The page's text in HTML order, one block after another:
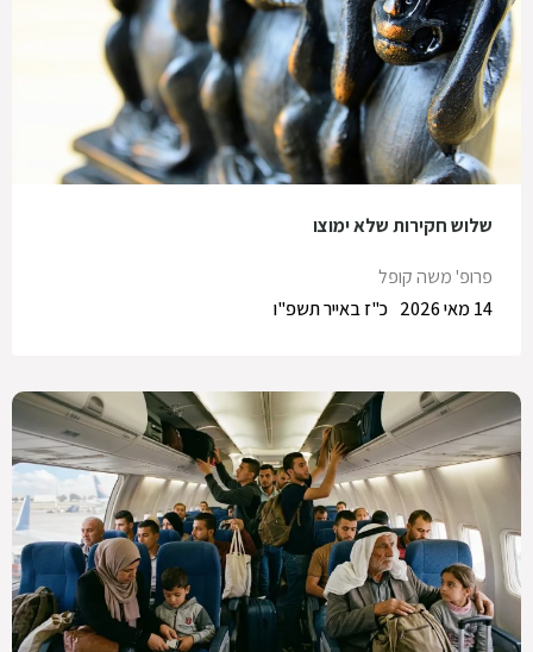
שלוש חקירות שלא ימוצו
פרופ' משה קופל
כ"ז באייר תשפ"ו
14 מאי 2026